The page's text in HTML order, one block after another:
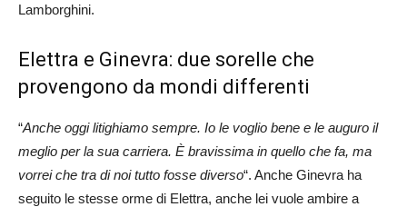
Lamborghini.
Elettra e Ginevra: due sorelle che
provengono da mondi differenti
“Anche oggi litighiamo sempre. Io le voglio bene e le auguro il
meglio per la sua carriera. È bravissima in quello che fa, ma
vorrei che tra di noi tutto fosse diverso“. Anche Ginevra ha
seguito le stesse orme di Elettra, anche lei vuole ambire a